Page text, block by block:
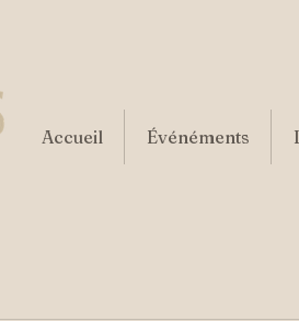
Accueil Événéments